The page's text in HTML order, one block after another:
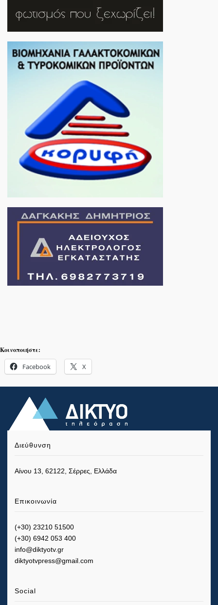
Κοινοποιήστε:
Facebook X
Διεύθυνση
Αίνου 13, 62122, Σέρρες, Ελλάδα
Επικοινωνία
(+30) 23210 51500
(+30) 6942 053 400
info@diktyotv.gr
diktyotvpress@gmail.com
Social